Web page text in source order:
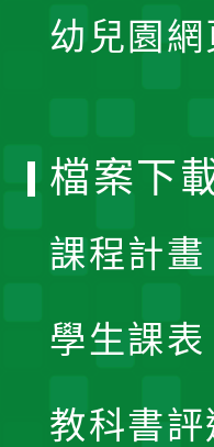
幼兒園網
檔案下
課程計畫
學生課表
教科書評